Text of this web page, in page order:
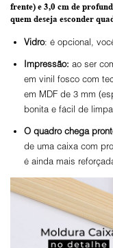
frente) e 3,0 cm de
quem deseja esconder
Vidro: é opcional,
Impressão: ao ser
em vinil fosco com
em MDF de 3 mm
bonita e fácil de
O quadro chega
de uma caixa com
é ainda mais